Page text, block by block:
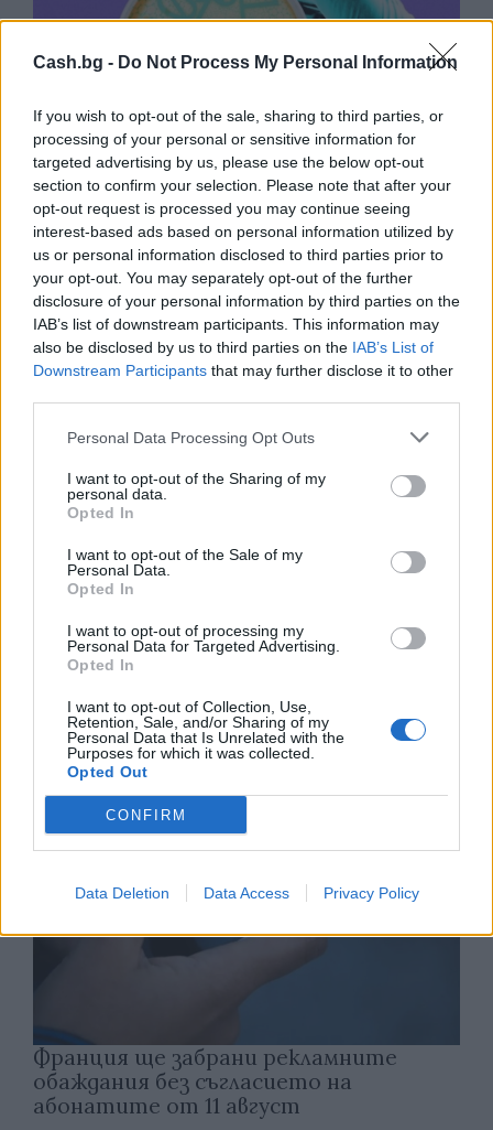
Cash.bg - Do Not Process My Personal Information
If you wish to opt-out of the sale, sharing to third parties, or
processing of your personal or sensitive information for
targeted advertising by us, please use the below opt-out
section to confirm your selection. Please note that after your
opt-out request is processed you may continue seeing
interest-based ads based on personal information utilized by
us or personal information disclosed to third parties prior to
your opt-out. You may separately opt-out of the further
disclosure of your personal information by third parties on the
IAB’s list of downstream participants. This information may
also be disclosed by us to third parties on the IAB’s List of
Downstream Participants that may further disclose it to other
Personal Data Processing Opt Outs
I want to opt-out of the Sharing of my
personal data.
Opted In
I want to opt-out of the Sale of my
Personal Data.
Opted In
I want to opt-out of processing my
Personal Data for Targeted Advertising.
Opted In
I want to opt-out of Collection, Use,
Retention, Sale, and/or Sharing of my
Personal Data that Is Unrelated with the
Purposes for which it was collected.
Opted Out
CONFIRM
Data Deletion Data Access Privacy Policy
Изкуствен интелект за първи път
създаде нови жизнеспособни вируси
07.08.2026 / 15:30
Астронавти на NASA излязоха в
открития космос
07.08.2026 / 15:00
Франция ще забрани рекламните
обаждания без съгласието на
абонатите от 11 август